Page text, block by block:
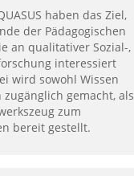
haben das Ziel,
der Pädagogischen
an qualitativer Sozial-,
interessiert
wird sowohl Wissen
gemacht, als
zum
bereit gestellt.